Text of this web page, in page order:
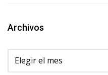
Archivos
Archivos